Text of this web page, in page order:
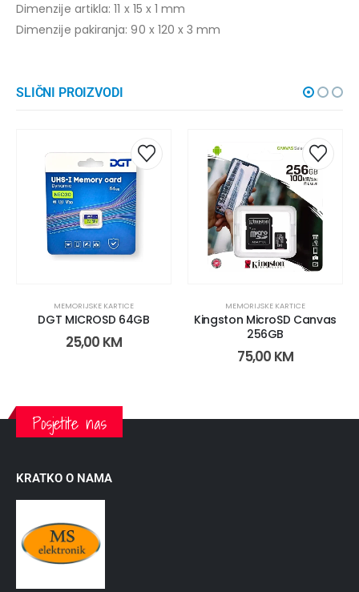
Dimenzije artikla: 11 x 15 x 1 mm
Dimenzije pakiranja: 90 x 120 x 3 mm
SLIČNI PROIZVODI
MEMORIJSKE KARTICE
DGT MICROSD 64GB
25,00 KM
MEMORIJSKE KARTICE
Kingston MicroSD Canvas
256GB
75,00 KM
Posjetite nas
KRATKO O NAMA